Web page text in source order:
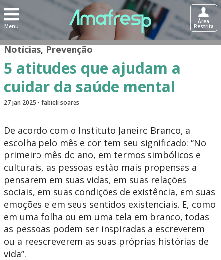
Menu
Área
Restrita
Notícias,Prevenção
5 atitudes que ajudam a
cuidar da saúde mental
27 jan 2025 • fabieli soares
De acordo com o Instituto Janeiro Branco, a
escolha pelo mês e cor tem seu significado: “No
primeiro mês do ano, em termos simbólicos e
culturais, as pessoas estão mais propensas a
pensarem em suas vidas, em suas relações
sociais, em suas condições de existência, em suas
emoções e em seus sentidos existenciais. E, como
em uma folha ou em uma tela em branco, todas
as pessoas podem ser inspiradas a escreverem
ou a reescreverem as suas próprias histórias de
vida”.